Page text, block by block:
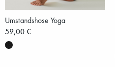
Umstandshose Yoga
59,00 €